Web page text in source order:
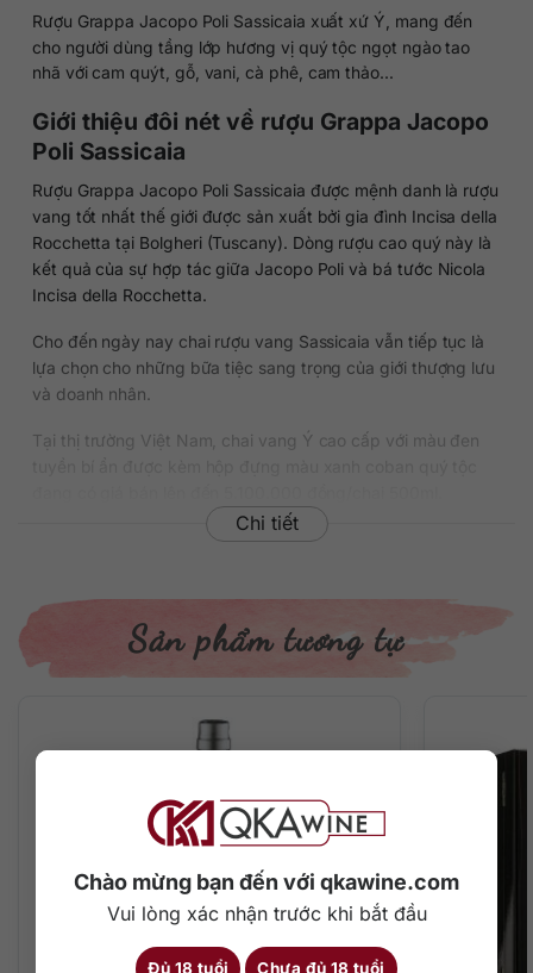
Chào mừng bạn đến với qkawine.com
Vui lòng xác nhận trước khi bắt đầu
Đủ 18 tuổi Chưa đủ 18 tuổi
Rượu Grappa Jacopo Poli Sassicaia xuất xứ Ý, mang đến
cho người dùng tầng lớp hương vị quý tộc ngọt ngào tao
nhã với cam quýt, gỗ, vani, cà phê, cam thảo…
Giới thiệu đôi nét về rượu Grappa Jacopo
Poli Sassicaia
Rượu Grappa Jacopo Poli Sassicaia được mệnh danh là rượu
vang tốt nhất thế giới được sản xuất bởi gia đình Incisa della
Rocchetta tại Bolgheri (Tuscany). Dòng rượu cao quý này là
kết quả của sự hợp tác giữa Jacopo Poli và bá tước Nicola
Incisa della Rocchetta.
Cho đến ngày nay chai rượu vang Sassicaia vẫn tiếp tục là
lựa chọn cho những bữa tiệc sang trọng của giới thượng lưu
và doanh nhân.
Tại thị trường Việt Nam, chai vang Ý cao cấp với màu đen
Thông tin chi tiết về rượu
Thương hiệu: Tenuta San Guido
Phân loại: Grappa
Nồng độ: 40%
Cách thưởng thức: Uống trực tiếp / ướp lạnh
Rượu vang Sassicaia được mệnh danh là chai vang quý tộc
với gam màu hổ phách tinh tế, cấu trúc hương vị phức tạp
và lãng mạn. Mùi hương tươi mát của vỏ cam quýt hòa
quyện cùng các loại thảo mộc, vanilla và gỗ sồi hơ qua lửa
ấm ngập tràn trên mũi. Vị rượu đầy đặn thanh nhã với gợi ý
của trái cây ngon ngọt, cam quýt thơm lừng, gỗ, vani, ca
Chi tiết
Sản phẩm tương tự